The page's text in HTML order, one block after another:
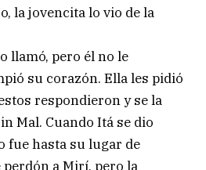
la jovencita lo vio de la
llamó, pero él no le
su corazón. Ella les pidió
respondieron y se la
Mal. Cuando Itá se dio
fue hasta su lugar de
a Mirí, pero la